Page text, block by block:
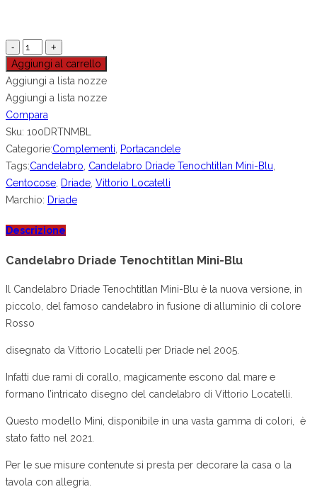
Aggiungi al carrello
Aggiungi a lista nozze
Aggiungi a lista nozze
Compara
Sku: 100DRTNMBL
Categorie:Complementi, Portacandele
Tags:Candelabro, Candelabro Driade Tenochtitlan Mini-Blu,
Centocose, Driade, Vittorio Locatelli
Marchio: Driade
Descrizione
Candelabro Driade Tenochtitlan Mini-Blu
Il Candelabro Driade Tenochtitlan Mini-Blu è la nuova versione, in
piccolo, del famoso candelabro in fusione di alluminio di colore
Rosso
disegnato da Vittorio Locatelli per Driade nel 2005.
Infatti due rami di corallo, magicamente escono dal mare e
formano l’intricato disegno del candelabro di Vittorio Locatelli.
Questo modello Mini, disponibile in una vasta gamma di colori, è
stato fatto nel 2021.
Per le sue misure contenute si presta per decorare la casa o la
tavola con allegria.